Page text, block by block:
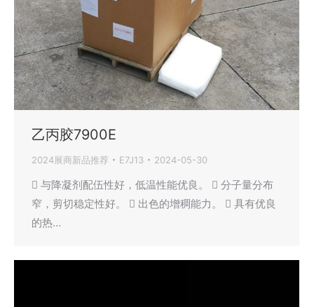
乙丙胶7900E
2024展商新品推荐 E7J13 2024-05-30
 与降凝剂配伍性好，低温性能优良。  分子量分布
窄，剪切稳定性好。  出色的增稠能力。  具有优良
的热…